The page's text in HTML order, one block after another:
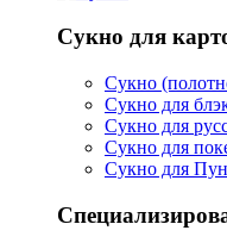
Сукно для
Сукно
Сукно для
Сукно для
Сукно для
Сукно для